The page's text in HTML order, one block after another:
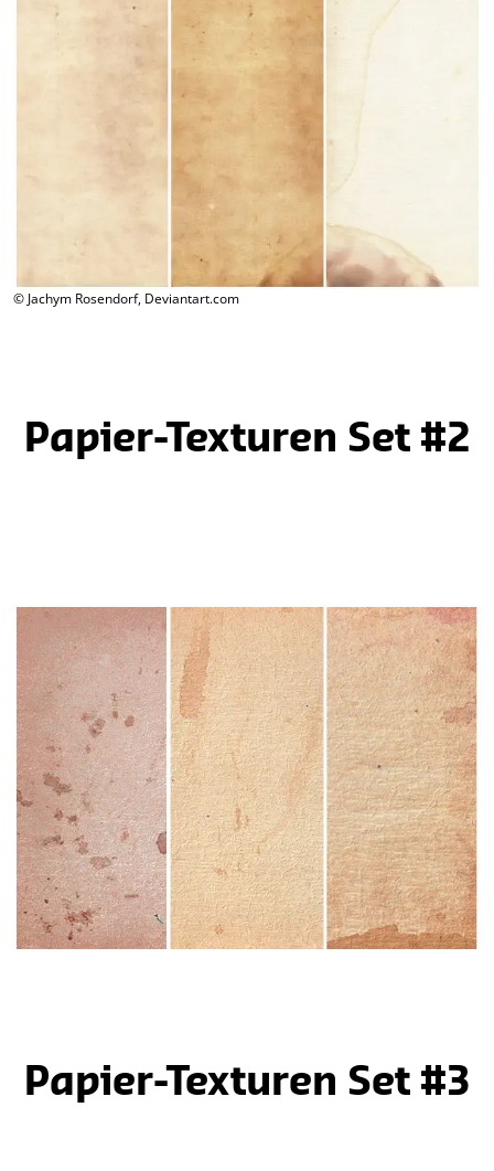
© Jachym Rosendorf, Deviantart.com
Papier-Texturen Set #2
Papier-Texturen Set #3